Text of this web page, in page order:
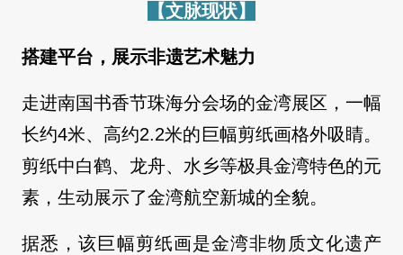
【文脉现状】
搭建平台，展示非遗艺术魅力
走进南国书香节珠海分会场的金湾展区，一幅
长约4米、高约2.2米的巨幅剪纸画格外吸睛。
剪纸中白鹤、龙舟、水乡等极具金湾特色的元
素，生动展示了金湾航空新城的全貌。
据悉，该巨幅剪纸画是金湾非物质文化遗产